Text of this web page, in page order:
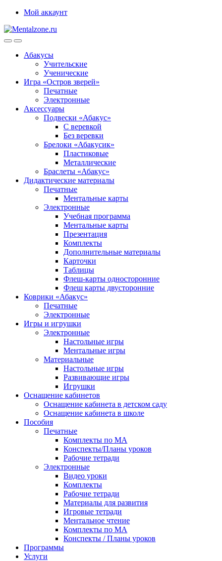
Skip
navigation
Skip
content
Мой аккаунт
Абакусы
Учительские
Ученические
Игра «Остров зверей»
Печатные
Электронные
Аксессуары
Подвески «Абакус»
С веревкой
Без веревки
Брелоки «Абакусик»
Пластиковые
Металлические
Браслеты «Абакус»
Дидактические материалы
Печатные
Ментальные карты
Электронные
Учебная программа
Ментальные карты
Презентация
Комплекты
Дополнительные материалы
Карточки
Таблицы
Флеш-карты односторонние
Флеш карты двусторонние
Коврики «Абакус»
Печатные
Электронные
Игры и игрушки
Электронные
Настольные игры
Ментальные игры
Материальные
Настольные игры
Развивающие игры
Игрушки
Оснащение кабинетов
Оснащение кабинета в детском саду
Оснащение кабинета в школе
Пособия
Печатные
Комплекты по МА
Конспекты/Планы уроков
Рабочие тетради
Электронные
Видео уроки
Комплекты
Рабочие тетради
Материалы для развития
Игровые тетради
Ментальное чтение
Комплекты по МА
Конспекты / Планы уроков
Программы
Услуги